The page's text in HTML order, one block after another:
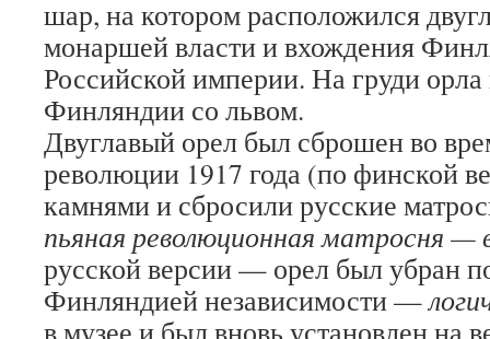
шар, на котором расположился
монаршей власти и вхождения
Российской империи. На груди
Финляндии со львом.
Двуглавый орел был сброшен во
революции 1917 года (по финской
камнями и сбросили русские
пьяная революционная матросня —
русской версии — орел был убран
Финляндией независимости —